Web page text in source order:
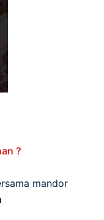
?
mandor